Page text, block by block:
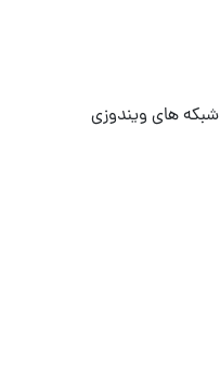
شبکه های ویندوزی